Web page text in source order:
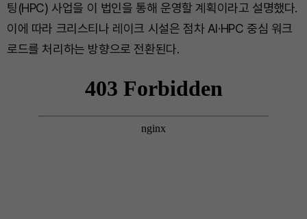
팅(HPC) 사업을 이 법인을 통해 운영할 계획이라고 설명했다.
이에 따라 크리스티나 레이크 시설은 점차 AI·HPC 중심 워크
로드를 처리하는 방향으로 전환된다.